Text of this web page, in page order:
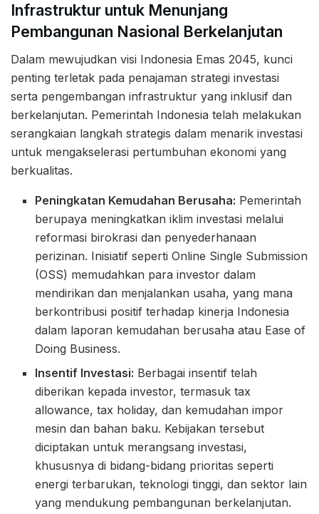
Infrastruktur untuk Menunjang
Pembangunan Nasional Berkelanjutan
Dalam mewujudkan visi Indonesia Emas 2045, kunci
penting terletak pada penajaman strategi investasi
serta pengembangan infrastruktur yang inklusif dan
berkelanjutan. Pemerintah Indonesia telah melakukan
serangkaian langkah strategis dalam menarik investasi
untuk mengakselerasi pertumbuhan ekonomi yang
berkualitas.
Peningkatan Kemudahan Berusaha: Pemerintah
berupaya meningkatkan iklim investasi melalui
reformasi birokrasi dan penyederhanaan
perizinan. Inisiatif seperti Online Single Submission
(OSS) memudahkan para investor dalam
mendirikan dan menjalankan usaha, yang mana
berkontribusi positif terhadap kinerja Indonesia
dalam laporan kemudahan berusaha atau Ease of
Doing Business.
Insentif Investasi: Berbagai insentif telah
diberikan kepada investor, termasuk tax
allowance, tax holiday, dan kemudahan impor
mesin dan bahan baku. Kebijakan tersebut
diciptakan untuk merangsang investasi,
khususnya di bidang-bidang prioritas seperti
energi terbarukan, teknologi tinggi, dan sektor lain
yang mendukung pembangunan berkelanjutan.